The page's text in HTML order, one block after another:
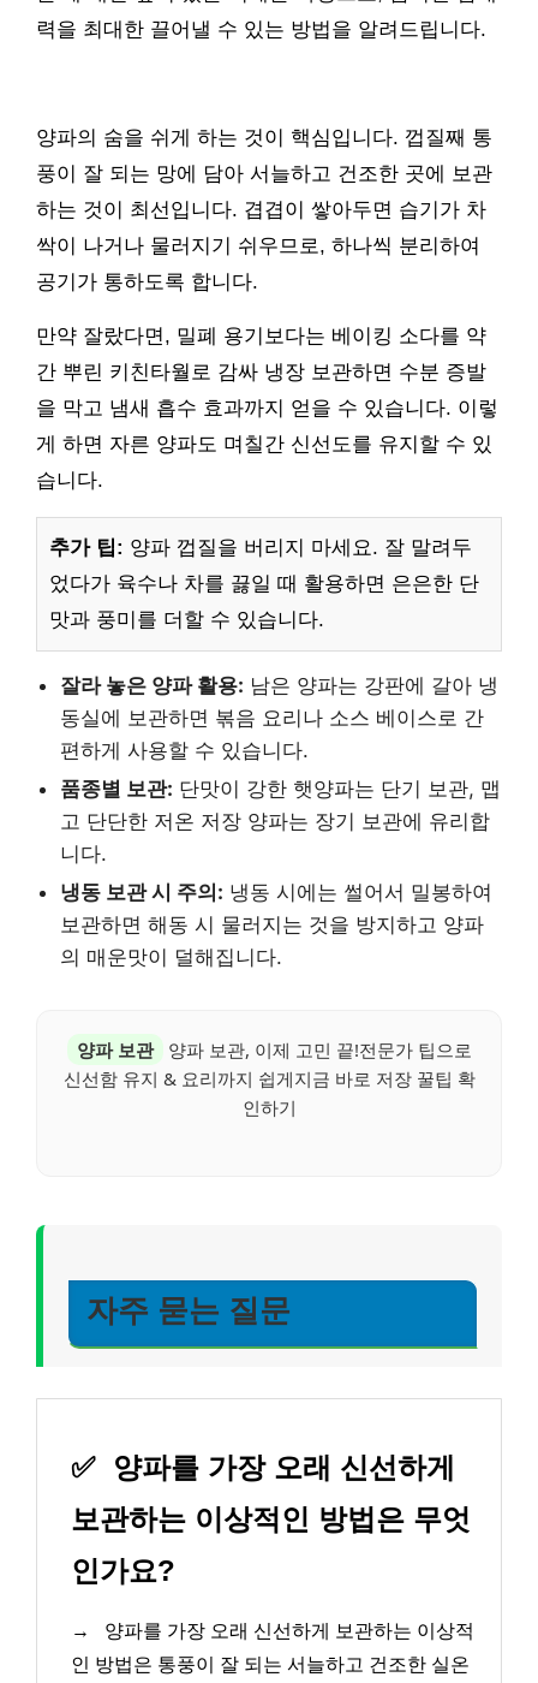
력을 최대한 끌어낼 수 있는 방법을 알려드립니다.
양파의 숨을 쉬게 하는 것이 핵심입니다. 껍질째 통
풍이 잘 되는 망에 담아 서늘하고 건조한 곳에 보관
하는 것이 최선입니다. 겹겹이 쌓아두면 습기가 차
싹이 나거나 물러지기 쉬우므로, 하나씩 분리하여
공기가 통하도록 합니다.
만약 잘랐다면, 밀폐 용기보다는 베이킹 소다를 약
간 뿌린 키친타월로 감싸 냉장 보관하면 수분 증발
을 막고 냄새 흡수 효과까지 얻을 수 있습니다. 이렇
게 하면 자른 양파도 며칠간 신선도를 유지할 수 있
습니다.
추가 팁: 양파 껍질을 버리지 마세요. 잘 말려두
었다가 육수나 차를 끓일 때 활용하면 은은한 단
맛과 풍미를 더할 수 있습니다.
잘라 놓은 양파 활용: 남은 양파는 강판에 갈아 냉
동실에 보관하면 볶음 요리나 소스 베이스로 간
편하게 사용할 수 있습니다.
품종별 보관: 단맛이 강한 햇양파는 단기 보관, 맵
고 단단한 저온 저장 양파는 장기 보관에 유리합
니다.
냉동 보관 시 주의: 냉동 시에는 썰어서 밀봉하여
보관하면 해동 시 물러지는 것을 방지하고 양파
의 매운맛이 덜해집니다.
양파 보관
양파 보관, 이제 고민 끝!전문가 팁으로
신선함 유지 & 요리까지 쉽게지금 바로 저장 꿀팁 확
인하기
자주 묻는 질문
✅
양파를 가장 오래 신선하게
보관하는 이상적인 방법은 무엇
인가요?
→
양파를 가장 오래 신선하게 보관하는 이상적
인 방법은 통풍이 잘 되는 서늘하고 건조한 실온